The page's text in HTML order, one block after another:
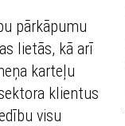
pārkāpumu
lietās, kā arī
karteļu
klientus
visu